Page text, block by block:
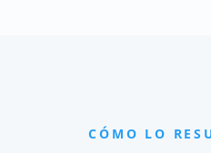
CÓMO LO